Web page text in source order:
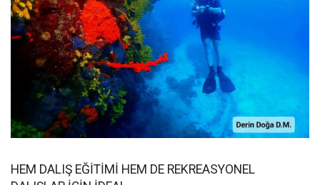
HEM DALIŞ EĞİTİMİ HEM DE REKREASYONEL